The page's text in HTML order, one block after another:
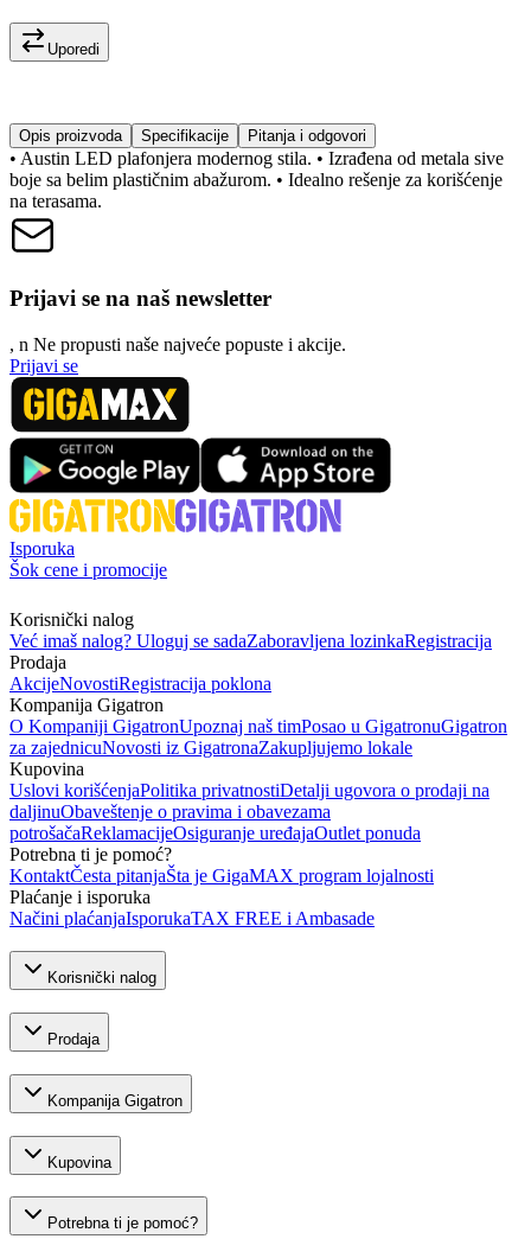
Uporedi
Opis proizvoda Specifikacije Pitanja i odgovori
• Austin LED plafonjera modernog stila. • Izrađena od metala sive
boje sa belim plastičnim abažurom. • Idealno rešenje za korišćenje
na terasama.
Prijavi se na naš newsletter
, n Ne propusti naše najveće popuste i akcije.
Prijavi se
Isporuka
Šok cene i promocije
Korisnički nalog
Već imaš nalog? Uloguj se sadaZaboravljena lozinkaRegistracija
Prodaja
AkcijeNovostiRegistracija poklona
Kompanija Gigatron
O Kompaniji GigatronUpoznaj naš timPosao u GigatronuGigatron
za zajednicuNovosti iz GigatronaZakupljujemo lokale
Kupovina
Uslovi korišćenjaPolitika privatnostiDetalji ugovora o prodaji na
daljinuObaveštenje o pravima i obavezama
potrošačaReklamacijeOsiguranje uređajaOutlet ponuda
Potrebna ti je pomoć?
KontaktČesta pitanjaŠta je GigaMAX program lojalnosti
Plaćanje i isporuka
Načini plaćanjaIsporukaTAX FREE i Ambasade
Korisnički nalog
Prodaja
Kompanija Gigatron
Kupovina
Potrebna ti je pomoć?